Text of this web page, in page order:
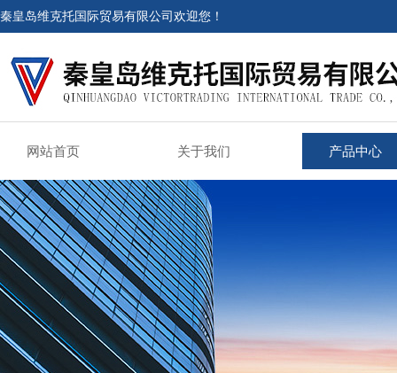
秦皇岛维克托国际贸易有限公司欢迎您！
网站首页 关于我们 产品中心